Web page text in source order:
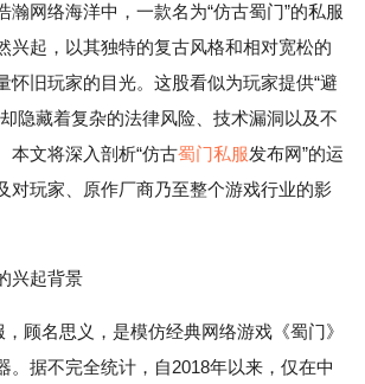
瀚网络海洋中，一款名为“仿古蜀门”的私服
兴起，以其独特的复古风格和相对宽松的
怀旧玩家的目光。这股看似为玩家提供“避
隐藏着复杂的法律风险、技术漏洞以及不
本文将深入剖析“仿古蜀门私服发布网”的运
对玩家、原作厂商乃至整个游戏行业的影
兴起背景
，顾名思义，是模仿经典网络游戏《蜀门》
。据不完全统计，自2018年以来，仅在中